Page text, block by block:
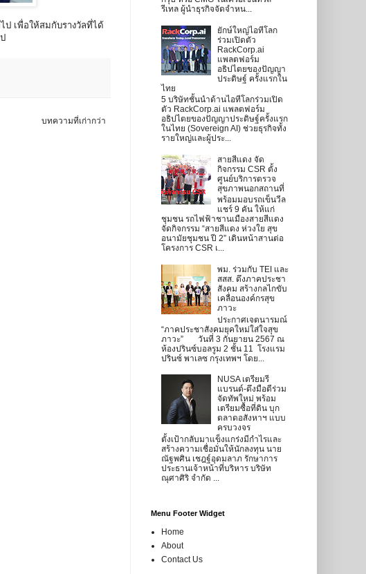
เพื่อให้สมกับรางวัลที่ได้
บทความที่เก่ากว่า
รีเทล ผู้นำธุรกิจจัดจำหน...
ยักษ์ใหญ่ไอทีโลก
ร่วมเปิดตัว
RackCorp.ai
แพลตฟอร์ม
อธิปไตยของปัญญา
ประดิษฐ์ ครั้งแรกใน
ไทย
5 บริษัทชั้นนำด้านไอทีโลกร่วมเปิด
ตัว RackCorp.ai แพลตฟอร์ม
อธิปไตยของปัญญาประดิษฐ์ครั้งแรก
ในไทย (Sovereign AI) ช่วยธุรกิจทั้ง
รายใหญ่และผู้ประ...
สายสีแดง จัด
กิจกรรม CSR ตั้ง
ศูนย์บริการตรวจ
สุขภาพนอกสถานที่
พร้อมมอบรถเข็นวีล
แชร์ 9 คัน ให้แก่
ชุมชน รถไฟฟ้าชานเมืองสายสีแดง
จัดกิจกรรม “สายสีแดง ห่วงใย สุข
อนามัยชุมชน ปี 2” เดินหน้าสานต่อ
โครงการ CSR เ...
พม. ร่วมกับ TEI และ
สสส. ดึงภาคประชา
สังคม สร้างกลไกขับ
เคลื่อนองค์กรสุข
ภาวะ
ประกาศเจตนารมณ์
“ภาคประชาสังคมยุคใหม่ใส่ใจสุข
ภาวะ” วันที่ 3 กันยายน 2567 ณ
ห้องปรินซ์บอลรูม 2 ชั้น 11 โรงแรม
ปรินซ์ พาเลซ กรุงเทพฯ โดย...
NUSA เตรียมรี
แบรนด์-ดึงมือดีร่วม
จัดทัพใหม่ พร้อม
เตรียมซื้อที่ดิน บุก
ตลาดอสังหาฯ แบบ
ครบวงจร
ตั้งเป้ากลับมาแข็งแกร่งมีกำไรและ
สร้างความเชื่อมั่นให้นักลงทุน นาย
ณัฐพศิน เชฎฐ์อุดมลาภ รักษาการ
ประธานเจ้าหน้าที่บริหาร บริษัท
ณุศาศิริ จำกัด ...
Menu Footer Widget
Home
About
Contact Us